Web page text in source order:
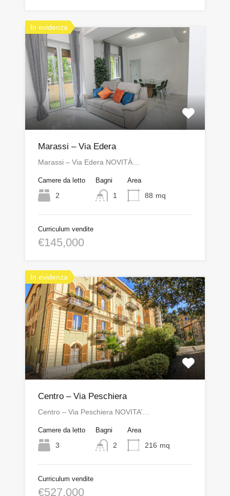
In evidenza
Marassi – Via Edera
Marassi – Via Edera NOVITÀ…
Camere da letto
2
Bagni
1
Area
88 mq
Curriculum vendite
€145,000
In evidenza
Centro – Via Peschiera
Centro – Via Peschiera NOVITA’…
Camere da letto
3
Bagni
2
Area
216 mq
Curriculum vendite
€527,000